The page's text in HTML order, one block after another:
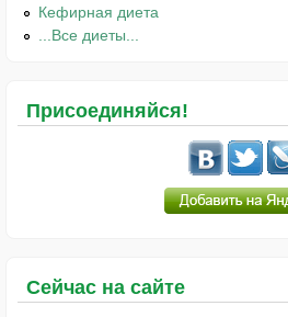
Кефирная диета
...Все диеты...
Присоединяйся!
Сейчас на сайте